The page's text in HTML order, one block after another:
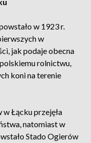
w 1923 r.
w
jak podaje obecna
polskiemu rolnictwu,
koni na terenie
Łącku przejęła
natomiast w
Stado Ogierów